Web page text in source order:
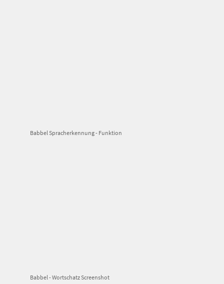
Babbel Spracherkennung - Funktion
Babbel - Wortschatz Screenshot